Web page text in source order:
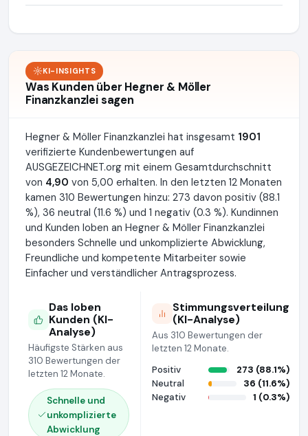
KI-INSIGHTS
Was Kunden über Hegner & Möller
Finanzkanzlei sagen
Hegner & Möller Finanzkanzlei hat insgesamt 1901
verifizierte Kundenbewertungen auf
AUSGEZEICHNET.org mit einem Gesamtdurchschnitt
von 4,90 von 5,00 erhalten. In den letzten 12 Monaten
kamen 310 Bewertungen hinzu: 273 davon positiv (88.1
%), 36 neutral (11.6 %) und 1 negativ (0.3 %). Kundinnen
und Kunden loben an Hegner & Möller Finanzkanzlei
besonders Schnelle und unkomplizierte Abwicklung,
Freundliche und kompetente Mitarbeiter sowie
Einfacher und verständlicher Antragsprozess.
Das loben
Kunden (KI-
Analyse)
Häufigste Stärken aus
310 Bewertungen der
letzten 12 Monate.
Schnelle und
unkomplizierte
Abwicklung
Stimmungsverteilung
(KI-Analyse)
Aus 310 Bewertungen der
letzten 12 Monate.
Positiv
273 (88.1%)
Neutral
36 (11.6%)
Negativ
1 (0.3%)